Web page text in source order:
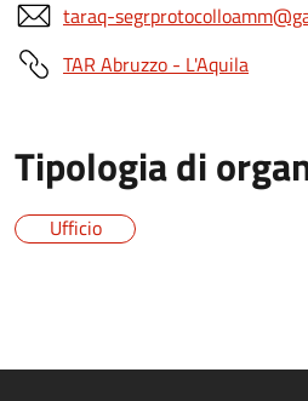
taraq-
TAR Abruzzo - L'Aquila
Tipologia di
Ufficio